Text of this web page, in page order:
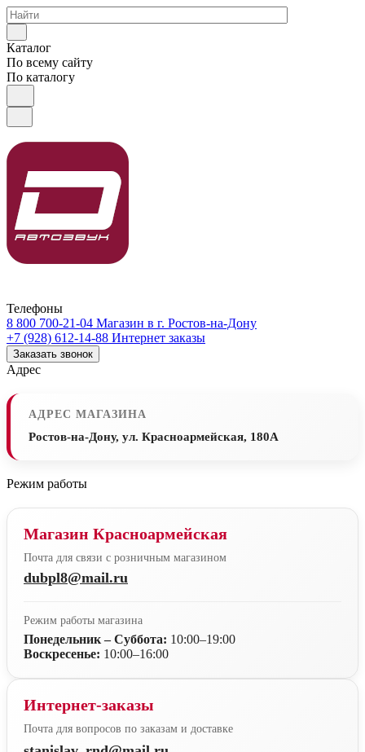
Каталог
По всему сайту
По каталогу
Телефоны
8 800 700-21-04 Магазин в г. Ростов-на-Дону
+7 (928) 612-14-88 Интернет заказы
Заказать звонок
Адрес
АДРЕС МАГАЗИНА
Ростов-на-Дону, ул. Красноармейская, 180А
Режим работы
Магазин Красноармейская
Почта для связи с розничным магазином
dubpl8@mail.ru
Режим работы магазина
Понедельник – Суббота: 10:00–19:00
Воскресенье: 10:00–16:00
Интернет-заказы
Почта для вопросов по заказам и доставке